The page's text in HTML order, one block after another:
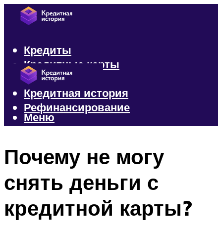
Кредиты
Кредитные карты
Микрозаймы
Кредитная история
Рефинансирование
Меню
Почему не могу
снять деньги с
кредитной карты?